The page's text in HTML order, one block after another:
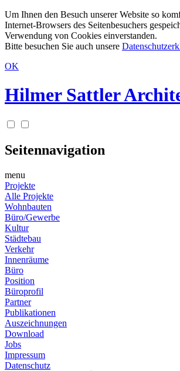
Um Ihnen den Besuch unserer Website so
Internet-Browsers des Seitenbesuchers
Verwendung von Cookies einverstanden.
Bitte besuchen Sie auch unsere
OK
Hilmer Sattler
Seitennavigation
menu
Projekte
Alle Projekte
Wohnbauten
Büro/Gewerbe
Kultur
Städtebau
Verkehr
Innenräume
Büro
Position
Büroprofil
Partner
Publikationen
Auszeichnungen
Download
Jobs
Impressum
Datenschutz